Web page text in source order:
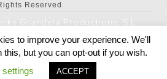
Reserved
Grandela Productions, S.L..
to improve your experience. We'll
but you can opt-out if you wish.
ACCEPT
Español